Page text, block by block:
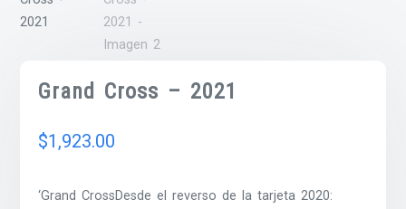
Grand Cross – 2021
$1,923.00
‘Grand CrossDesde el reverso de la tarjeta 2020: